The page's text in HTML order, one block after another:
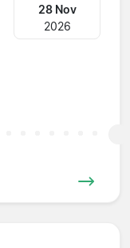
28 Nov
2026